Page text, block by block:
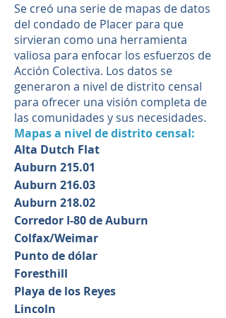
Se creó una serie de mapas de datos
del condado de Placer para que
sirvieran como una herramienta
valiosa para enfocar los esfuerzos de
Acción Colectiva. Los datos se
generaron a nivel de distrito censal
para ofrecer una visión completa de
las comunidades y sus necesidades.
Mapas a nivel de distrito censal:
Alta Dutch Flat
Auburn 215.01
Auburn 216.03
Auburn 218.02
Corredor I-80 de Auburn
Colfax/Weimar
Punto de dólar
Foresthill
Playa de los Reyes
Lincoln